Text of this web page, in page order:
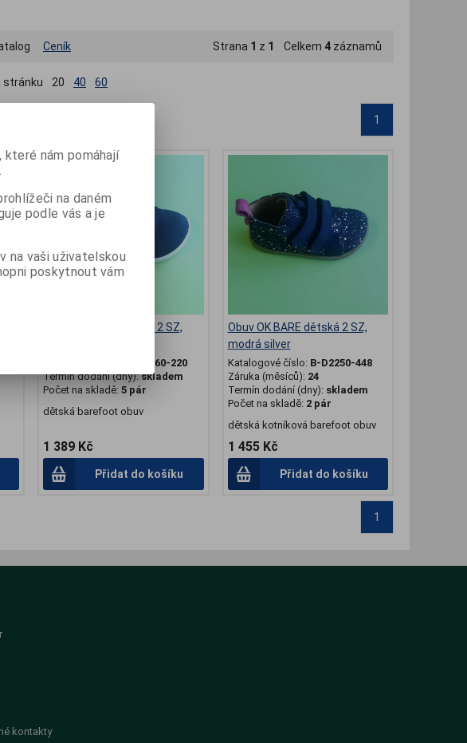
Ceník Strana 1 z 1 Celkem 4 záznamů
stránku 20 40 60
1
Obuv OK BARE dětská 2 SZ,
B-D2260-220
Termín dodání (dny):skladem
Počet na skladě: 5 pár
dětská barefoot obuv
1 389 Kč
Přidat do košíku
Obuv OK BARE dětská 2 SZ,
modrá silver
Katalogové číslo: B-D2250-448
Záruka (měsíců): 24
Termín dodání (dny): skladem
Počet na skladě: 2 pár
dětská kotníková barefoot obuv
1 455 Kč
Přidat do košíku
1
kontakty
které nám pomáhají
na daném
podle vás a je
na vaši uživatelskou
poskytnout vám